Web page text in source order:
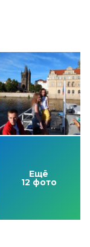
Ещё
12 фото